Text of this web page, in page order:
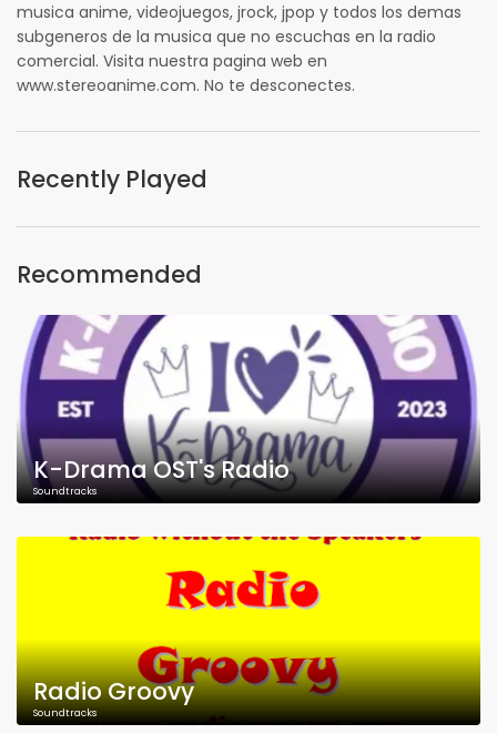
musica anime, videojuegos, jrock, jpop y todos los demas
subgeneros de la musica que no escuchas en la radio
comercial. Visita nuestra pagina web en
www.stereoanime.com. No te desconectes.
Recently Played
Recommended
K-Drama OST's Radio
Soundtracks
Radio Groovy
Soundtracks